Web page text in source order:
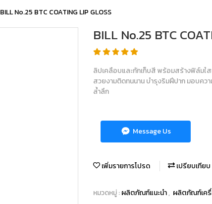
BILL No.25 BTC COATING LIP GLOSS
BILL No.25 BTC
ลิปเคลือบและกักเก็บสี พร้อมสร้างฟิล์ม
สวยงามติดทนนาน บำรุงริมฝีปาก มอบคว
ล้ำลึก
Message Us
เพิ่มรายการโปรด เปรียบเทียบ
หมวดหมู่ :ผลิตภัณฑ์แนะนำ, ผลิตภัณฑ์เค